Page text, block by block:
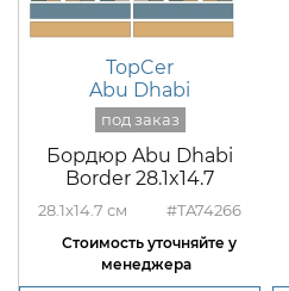
TopCer
Abu Dhabi
Бордюр Abu Dhabi
Border 28.1x14.7
28.1x14.7 #TA74266